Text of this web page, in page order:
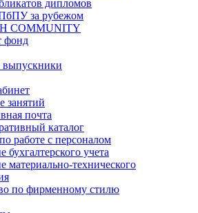
дипломов
за рубежом
COMMUNITY
фонд
выпускники
занятий
почта
каталог
работе с персоналом
бухгалтерского учета
материально-технического
по фирменному стилю